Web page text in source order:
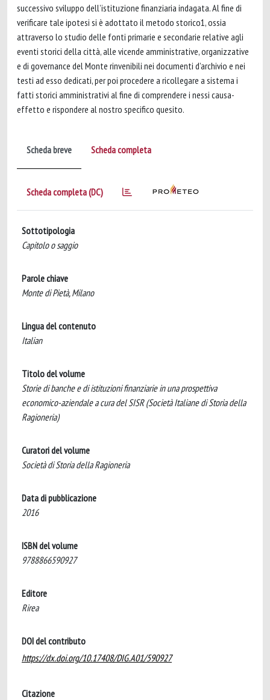
successivo sviluppo dell’istituzione finanziaria indagata. Al fine di
verificare tale ipotesi si è adottato il metodo storico1, ossia
attraverso lo studio delle fonti primarie e secondarie relative agli
eventi storici della città, alle vicende amministrative, organizzative
e di governance del Monte rinvenibili nei documenti d’archivio e nei
testi ad esso dedicati, per poi procedere a ricollegare a sistema i
fatti storici amministrativi al fine di comprendere i nessi causa-
effetto e rispondere al nostro specifico quesito.
Scheda breve Scheda completa
Scheda completa (DC)
Sottotipologia
Capitolo o saggio
Parole chiave
Monte di Pietà, Milano
Lingua del contenuto
Italian
Titolo del volume
Storie di banche e di istituzioni finanziarie in una prospettiva
economico-aziendale a cura del SISR (Società Italiane di Storia della
Ragioneria)
Curatori del volume
Società di Storia della Ragioneria
Data di pubblicazione
2016
ISBN del volume
9788866590927
Editore
Rirea
DOI del contributo
https://dx.doi.org/10.17408/DIG.A01/590927
Citazione